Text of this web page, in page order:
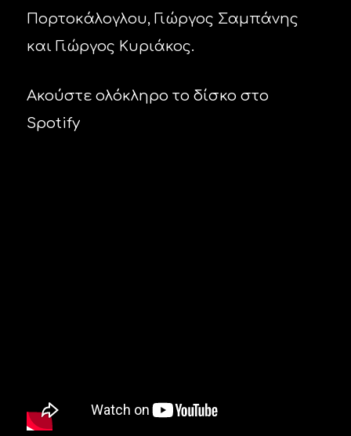
Πορτοκάλογλου, Γιώργος Σαμπάνης
και Γιώργος Κυριάκος.
Ακούστε ολόκληρο το δίσκο στο
Spotify